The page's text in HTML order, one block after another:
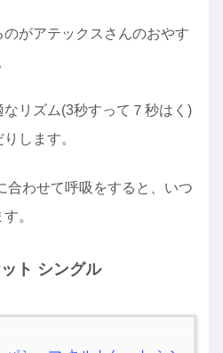
がアテックスさんのおやす
リズム(3秒すって７秒はく)
します。
合わせて呼吸をすると、いつ
。
ト シングル